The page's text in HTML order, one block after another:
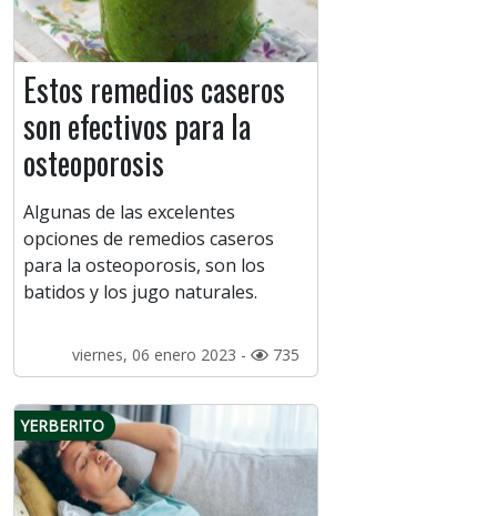
Estos remedios caseros
son efectivos para la
osteoporosis
Algunas de las excelentes
opciones de remedios caseros
para la osteoporosis, son los
batidos y los jugo naturales.
viernes, 06 enero 2023 - 735
YERBERITO